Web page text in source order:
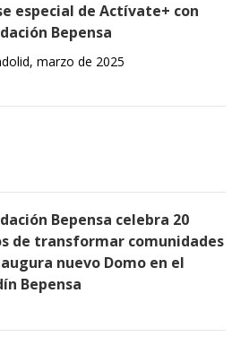
especial de Actívate+ con
Bepensa
marzo de 2025
Bepensa celebra 20
de transformar comunidades
nuevo Domo en el
Bepensa